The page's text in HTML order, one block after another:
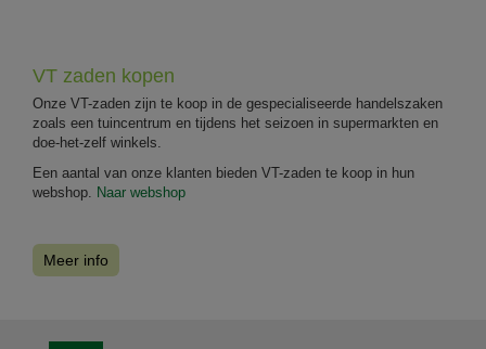
VT zaden kopen
Onze VT-zaden zijn te koop in de gespecialiseerde handelszaken
zoals een tuincentrum en tijdens het seizoen in supermarkten en
doe-het-zelf winkels.
Een aantal van onze klanten bieden VT-zaden te koop in hun
webshop. Naar webshop
Meer info